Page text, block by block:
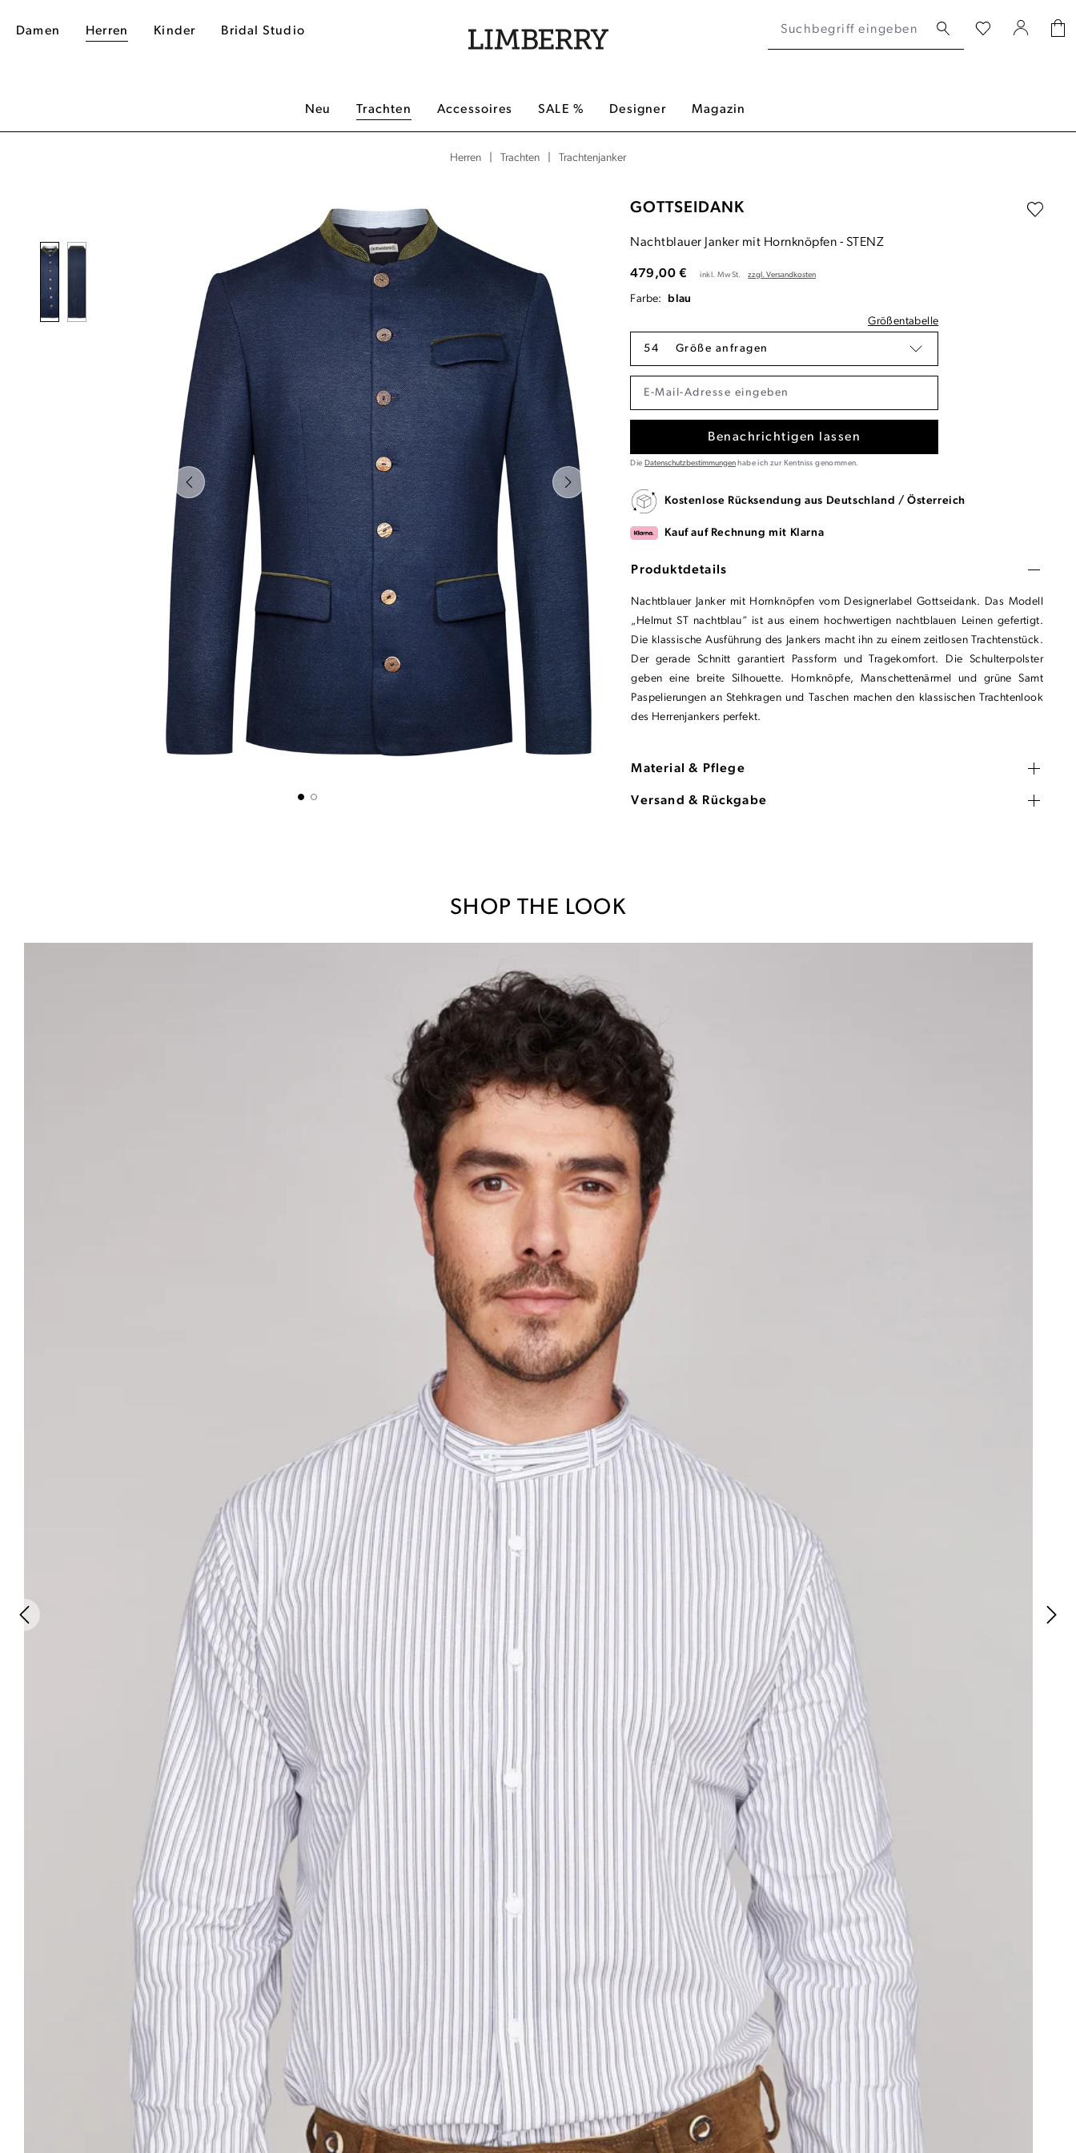
Damen Herren Kinder Bridal Studio
Neu Trachten Accessoires SALE % Designer Magazin
Herren Trachten Trachtenjanker
GOTTSEIDANK
Nachtblauer Janker mit Hornknöpfen - STENZ
479,00 € inkl. MwSt. zzgl. Versandkosten
Farbe:
blau
Größentabelle
54 Größe anfragen
Benachrichtigen lassen
Die Datenschutzbestimmungenhabe ich zur Kentniss genommen.
Kostenlose Rücksendung aus Deutschland / Österreich
Kauf auf Rechnung mit Klarna
Produktdetails
Nachtblauer Janker mit Hornknöpfen vom Designerlabel Gottseidank. Das Modell
„Helmut ST nachtblau“ ist aus einem hochwertigen nachtblauen Leinen gefertigt.
Die klassische Ausführung des Jankers macht ihn zu einem zeitlosen Trachtenstück.
Der gerade Schnitt garantiert Passform und Tragekomfort. Die Schulterpolster
geben eine breite Silhouette. Hornknöpfe, Manschettenärmel und grüne Samt
Paspelierungen an Stehkragen und Taschen machen den klassischen Trachtenlook
des Herrenjankers perfekt.
Material & Pflege
Versand & Rückgabe
SHOP THE LOOK